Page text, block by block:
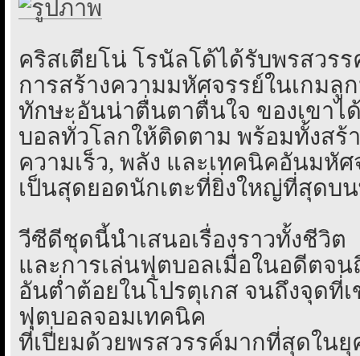
คริสเตียโน่ โรนัลโด้ได้รับพรสวร
การสร้างความมหัศจรรย์ในเกมลู
ทักษะอันน่าตื่นตาตื่นใจ ของเขา
บอลทั่วโลกให้ติดตาม พร้อมทั้งสร้
ความเร็ว, พลัง และเทคนิคอันมหั
เป็นสุดยอดนักเตะที่ยิ่งใหญ่ที่สุดบ
วีซีดีชุดนี้นำเสนอเรื่องราวทั้งชีวิต
และการเล่นฟุตบอลเมื่อในอดีตจ
อันต่ำต้อยในโปรตุเกส จนถึงจุดที่
ฟุตบอลจอมเทคนิค
ที่เปี่ยมด้วยพรสวรรค์มากที่สุดใน